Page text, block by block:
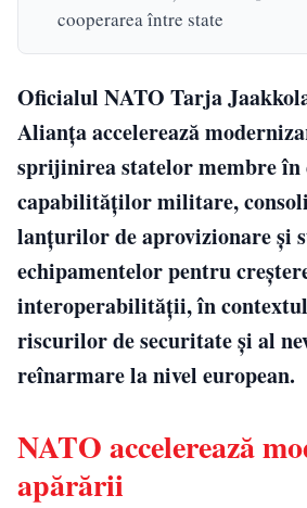
cooperarea între state
Oficialul NATO Tarja
Alianța accelerează
sprijinirea statelor membre în
capabilităților militare,
lanțurilor de aprovizionare și
echipamentelor pentru
interoperabilității, în
riscurilor de securitate și al
reînarmare la nivel european.
NATO accelerează
apărării